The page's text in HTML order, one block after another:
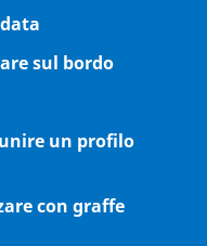
sul bordo
un profilo
con graffe